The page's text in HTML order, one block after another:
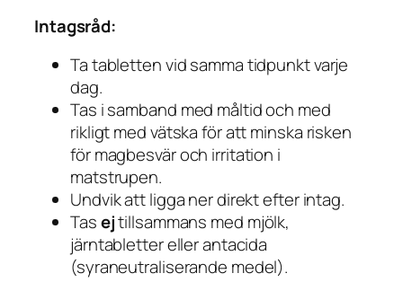
Intagsråd:
Ta tabletten vid samma tidpunkt varje
dag.
Tas i samband med måltid och med
rikligt med vätska för att minska risken
för magbesvär och irritation i
matstrupen.
Undvik att ligga ner direkt efter intag.
Tasejtillsammans med mjölk,
järntabletter eller antacida
(syraneutraliserande medel).